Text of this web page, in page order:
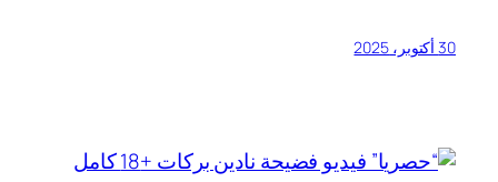
30 أكتوبر، 2025